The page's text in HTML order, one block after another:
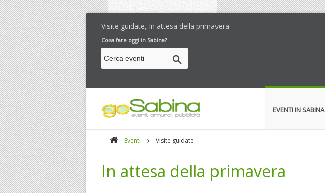
Visite guidate, In attesa della primavera
Cosa fare oggi in Sabina?
EVENTI IN SABINA
Eventi Visite guidate
In attesa della primavera